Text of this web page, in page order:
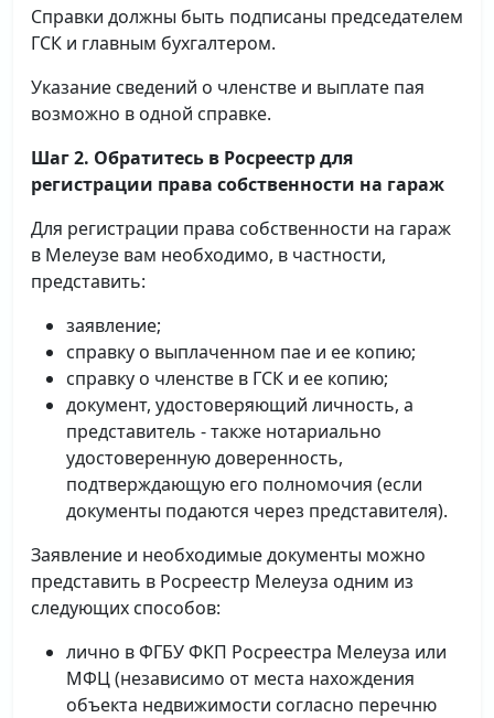
Справки должны быть подписаны председателем
ГСК и главным бухгалтером.
Указание сведений о членстве и выплате пая
возможно в одной справке.
Шаг 2. Обратитесь в Росреестр для
регистрации права собственности на гараж
Для регистрации права собственности на гараж
в Мелеузе вам необходимо, в частности,
представить:
заявление;
справку о выплаченном пае и ее копию;
справку о членстве в ГСК и ее копию;
документ, удостоверяющий личность, а
представитель - также нотариально
удостоверенную доверенность,
подтверждающую его полномочия (если
документы подаются через представителя).
Заявление и необходимые документы можно
представить в Росреестр Мелеуза одним из
следующих способов:
лично в ФГБУ ФКП Росреестра Мелеуза или
МФЦ (независимо от места нахождения
объекта недвижимости согласно перечню